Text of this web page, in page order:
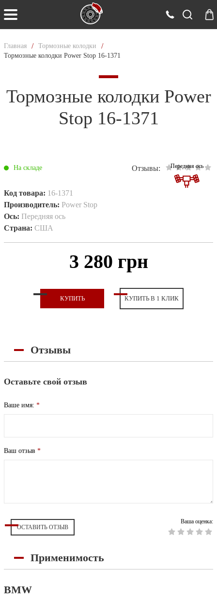
Главная / Тормозные колодки /
Тормозные колодки Power Stop 16-1371
Тормозные колодки Power
Stop 16-1371
Передняя ось
На складе Отзывы:
Код товара: 16-1371
Производитель: Power Stop
Ось: Передняя ось
Страна: США
3 280 грн
КУПИТЬ КУПИТЬ В 1 КЛИК
Отзывы
Оставьте свой отзыв
Ваше имя: *
Ваш отзыв *
ОСТАВИТЬ ОТЗЫВ
Ваша оценка:
Применимость
BMW